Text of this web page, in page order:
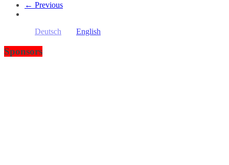
← Previous
Deutsch English
Sponsors